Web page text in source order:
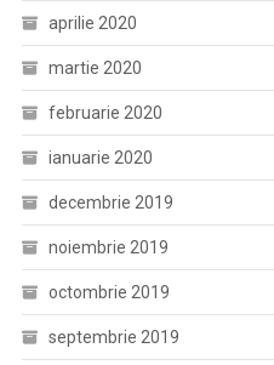
aprilie 2020
martie 2020
februarie 2020
ianuarie 2020
decembrie 2019
noiembrie 2019
octombrie 2019
septembrie 2019